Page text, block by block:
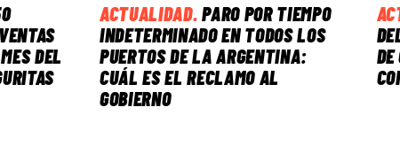
DEL
ACTUALIDAD. PARO POR TIEMPO
INDETERMINADO EN TODOS LOS
PUERTOS DE LA ARGENTINA:
CUÁL ES EL RECLAMO AL
GOBIERNO